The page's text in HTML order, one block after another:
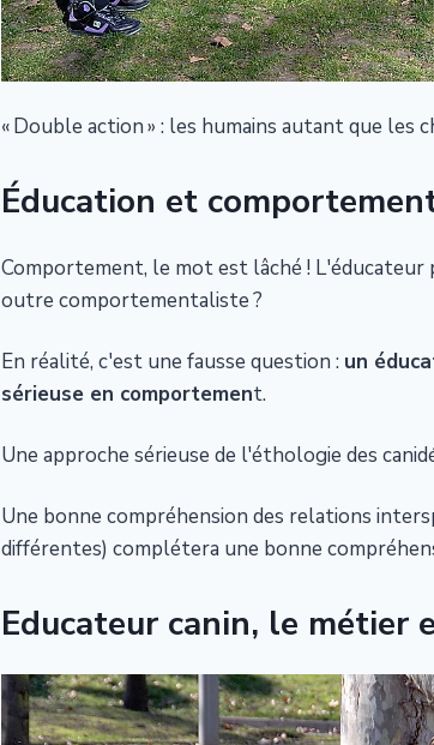
« Double action » : les humains autant que les
Éducation et
Comportement, le mot est lâché !
outre comportementaliste ?
En réalité, c'est une fausse question : un
sérieuse en comportement.
Une approche sérieuse de l'éthologie des
Une bonne compréhension des relations
différentes) complétera une bonne
Educateur canin, le métier